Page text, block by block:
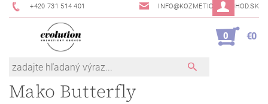
+420 731 514 401 INFO@KOZMETICKYOBCHOD.SK
0 €0
Mako Butterfly